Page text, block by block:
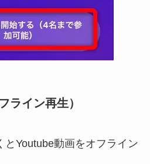
イン再生）
とYoutube動画をオフライン